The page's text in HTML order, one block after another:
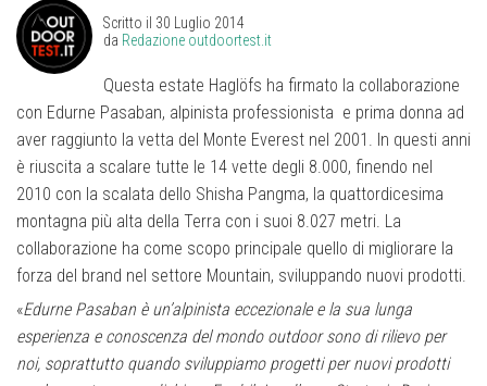
Scritto il 30 Luglio 2014
da Redazione outdoortest.it
Questa estate Haglöfs ha firmato la collaborazione
con Edurne Pasaban, alpinista professionista e prima donna ad
aver raggiunto la vetta del Monte Everest nel 2001. In questi anni
è riuscita a scalare tutte le 14 vette degli 8.000, finendo nel
2010 con la scalata dello Shisha Pangma, la quattordicesima
montagna più alta della Terra con i suoi 8.027 metri. La
collaborazione ha come scopo principale quello di migliorare la
forza del brand nel settore Mountain, sviluppando nuovi prodotti.
«Edurne Pasaban è un’alpinista eccezionale e la sua lunga
esperienza e conoscenza del mondo outdoor sono di rilievo per
noi, soprattutto quando sviluppiamo progetti per nuovi prodotti